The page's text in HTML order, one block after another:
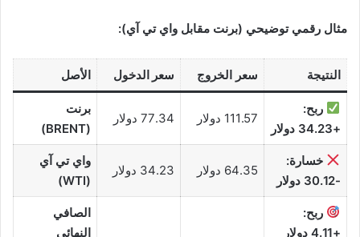
مثال رقمي توضيحي (برنت مقابل واي تي آي):
النتيجة سعر الخروج سعر الدخول الأصل
ربح:
+34.23 دولار
111.57 دولار 77.34 دولار
برنت
(BRENT)
خسارة:
-30.12 دولار
64.35 دولار 34.23 دولار
واي تي آي
(WTI)
ربح:
+4.11 دولار
الصافي
النهائي